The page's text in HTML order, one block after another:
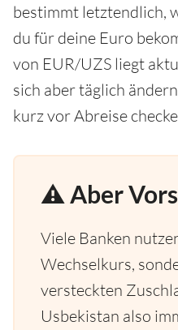
bestimmt letztendlich,
du für deine Euro
von EUR/UZS liegt
sich aber täglich
kurz vor Abreise
⚠️ Aber
Viele Banken
Wechselkurs,
versteckten
Usbekistan also